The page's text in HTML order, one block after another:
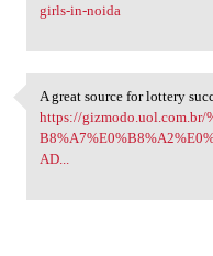
girls-in-noida
A great source for
A great source for lottery
https://gizmodo.uol.com.br/
AD...